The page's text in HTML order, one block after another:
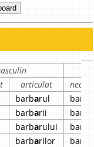
articulat
barbarul barb
barbarii barb
barbarului barb
barbarilor barb